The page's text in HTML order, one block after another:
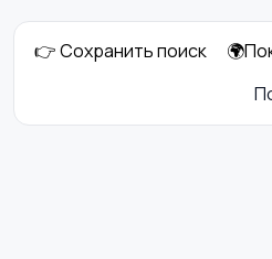
👉 Сохранить поиск